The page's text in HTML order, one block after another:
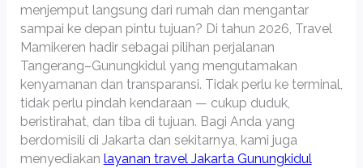
menjemput langsung dari rumah dan mengantar
sampai ke depan pintu tujuan? Di tahun 2026, Travel
Mamikeren hadir sebagai pilihan perjalanan
Tangerang–Gunungkidul yang mengutamakan
kenyamanan dan transparansi. Tidak perlu ke terminal,
tidak perlu pindah kendaraan — cukup duduk,
beristirahat, dan tiba di tujuan. Bagi Anda yang
berdomisili di Jakarta dan sekitarnya, kami juga
menyediakan layanan travel Jakarta Gunungkidul